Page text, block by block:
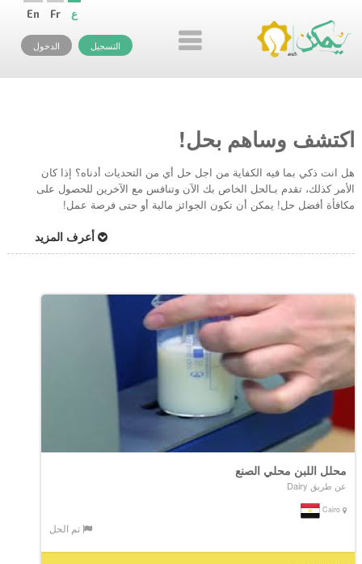
En Fr ع
التسجيل الدخول
اكتشف وساهم بحل!
هل انت ذكي بما فيه الكفاية من اجل حل أي من التحديات أدناه؟ إذا كان
الأمر كذلك، تقدم بـالحل الخاص بك الآن وتنافس مع الآخرين للحصول على
مكافأة أفضل حل! يمكن أن تكون الجوائز مالية أو حتى فرصة عمل!
أعرف المزيد
محلل اللبن محلي الصنع
عن طريق Dairy
Cairo
تم الحل